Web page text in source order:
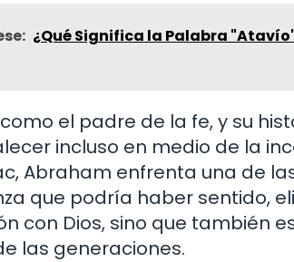
¿Qué Significa la Palabra
el padre de la fe, y su
incluso en medio de la
Abraham enfrenta una de
que podría haber sentido,
con Dios, sino que también
las generaciones.